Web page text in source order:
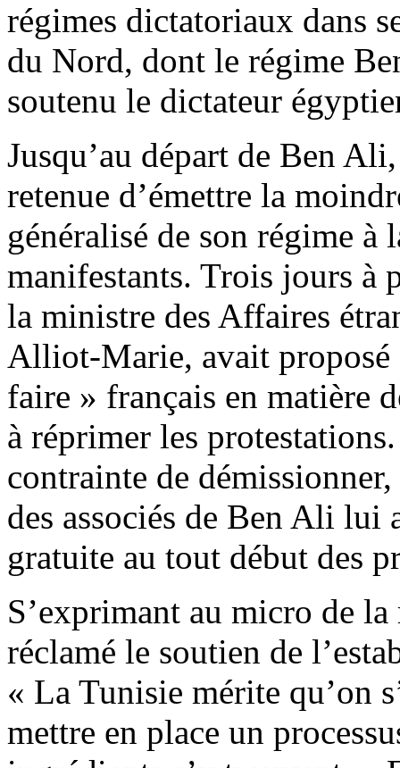
régimes dictatoriaux dans
du Nord, dont le régime
soutenu le dictateur
Jusqu’au départ de Ben
retenue d’émettre la
généralisé de son régime
manifestants. Trois jours à
la ministre des Affaires
Alliot-Marie, avait proposé
faire » français en matière
à réprimer les
contrainte de
des associés de Ben Ali
gratuite au tout début des
S’exprimant au micro de
réclamé le soutien de
« La Tunisie mérite qu’on
mettre en place un